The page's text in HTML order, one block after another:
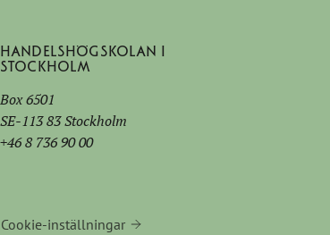
Handelshögskolan i
Stockholm
Box 6501
SE-113 83 Stockholm
+46 8 736 90 00
Cookie-inställningar